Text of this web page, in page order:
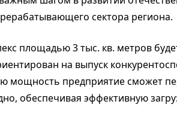
сектора региона.
площадью 3 тыс. кв. метров
на выпуск
мощность предприятие сможет
обеспечивая эффективную